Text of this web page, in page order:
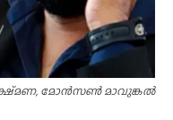
മോൻസൺ മാവുങ്കൽ